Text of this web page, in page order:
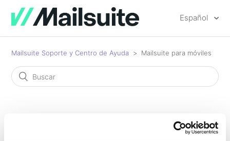
Español
Mailsuite Soporte y Centro de Ayuda Mailsuite para móviles
Mailsuite para móviles